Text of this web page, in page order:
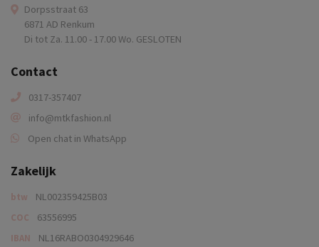
Dorpsstraat 63
6871 AD Renkum
Di tot Za. 11.00 - 17.00 Wo. GESLOTEN
Contact
0317-357407
info@mtkfashion.nl
Open chat in WhatsApp
Zakelijk
btw NL002359425B03
COC 63556995
IBAN NL16RABO0304929646